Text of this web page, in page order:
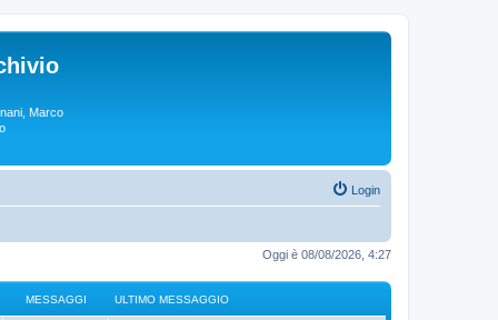
Marco
Login
Oggi è 08/08/2026, 4:27
MESSAGGI ULTIMO MESSAGGIO